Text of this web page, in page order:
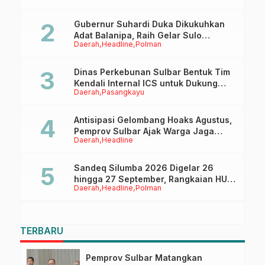
Daerah Headline Polman
Gubernur Suhardi Duka Dikukuhkan
Adat Balanipa, Raih Gelar Sulo
Tappidena
Daerah Pasangkayu
Dinas Perkebunan Sulbar Bentuk Tim
Kendali Internal ICS untuk Dukung
Sertifikasi ISPO Pekebun di
Daerah Headline
Antisipasi Gelombang Hoaks Agustus,
Pemprov Sulbar Ajak Warga Jaga
Ruang Digital
Daerah Headline Polman
Sandeq Silumba 2026 Digelar 26
hingga 27 September, Rangkaian HUT
Sulbar
TERBARU
Pemprov Sulbar Matangkan